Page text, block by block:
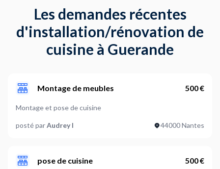
Les demandes récentes
d'installation/rénovation de
cuisine à Guerande
Montage de meubles 500 €
Montage et pose de cuisine
posté parAudrey I 44000 Nantes
pose de cuisine 500 €